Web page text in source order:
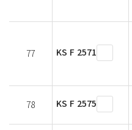
77 KS F 2571
78 KS F 2575